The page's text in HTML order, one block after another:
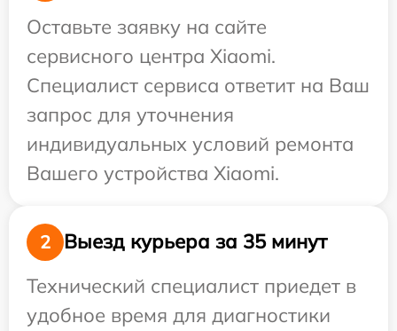
Оставьте заявку на сайте
сервисного центра Xiaomi.
Специалист сервиса ответит на Ваш
запрос для уточнения
индивидуальных условий ремонта
Вашего устройства Xiaomi.
2
Выезд курьера за 35 минут
Технический специалист приедет в
удобное время для диагностики